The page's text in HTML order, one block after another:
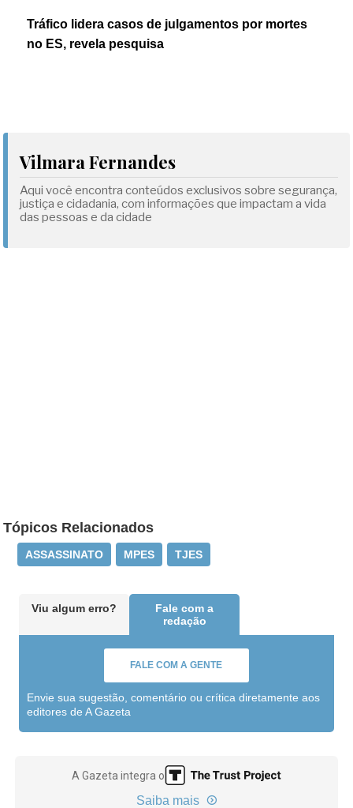
Tráfico lidera casos de julgamentos por mortes
no ES, revela pesquisa
Vilmara Fernandes
Aqui você encontra conteúdos exclusivos sobre segurança,
justiça e cidadania, com informações que impactam a vida
das pessoas e da cidade
Tópicos Relacionados
ASSASSINATO MPES TJES
Viu algum erro?
Fale com a
redação
FALE COM A GENTE
Envie sua sugestão, comentário ou crítica diretamente aos
editores de A Gazeta
A Gazeta integra o
Saiba mais